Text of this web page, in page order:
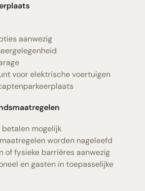
aanwezig
voor elektrische voertuigen
betalen mogelijk
worden nageleefd
of fysieke barrières aanwezig
en gasten in toepasselijke